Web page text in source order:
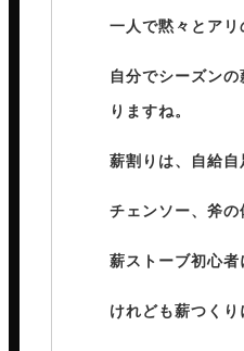
一人で黙々とアリ
自分でシーズン
りますね。
薪割りは、自給
チェンソー、斧の
薪ストーブ初心
けれども薪つく